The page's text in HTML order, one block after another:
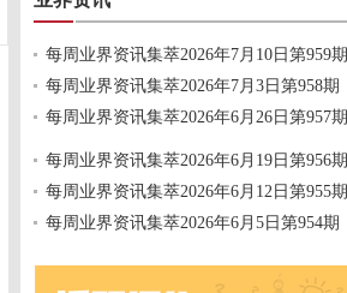
每周业界资讯集萃2026年7月10日第959期
每周业界资讯集萃2026年7月3日第958期
每周业界资讯集萃2026年6月26日第957期
每周业界资讯集萃2026年6月19日第956期
每周业界资讯集萃2026年6月12日第955期
每周业界资讯集萃2026年6月5日第954期